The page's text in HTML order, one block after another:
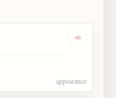
Dengarkan
appearance